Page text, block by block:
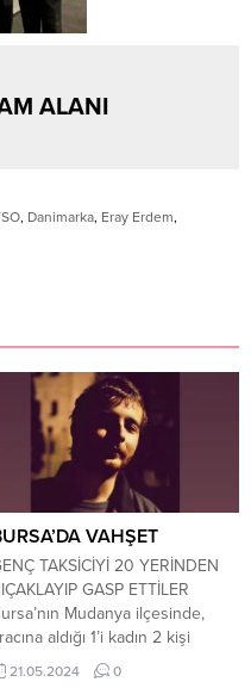
ALANI
, Danimarka, Eray Erdem,
VAHŞET
TAKSİCİYİ 20 YERİNDEN
GASP ETTİLER
Mudanya ilçesinde,
aldığı 1’i kadın 2 kişi
ormanda bıçaklanıp
21.05.2024 0